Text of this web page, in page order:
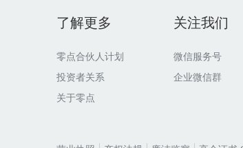
了解更多
零点合伙人计划
投资者关系
关于零点
关注我们
微信服务号
企业微信群